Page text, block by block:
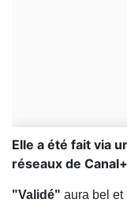
Elle a été fait via
réseaux de
"Validé" aura bel et